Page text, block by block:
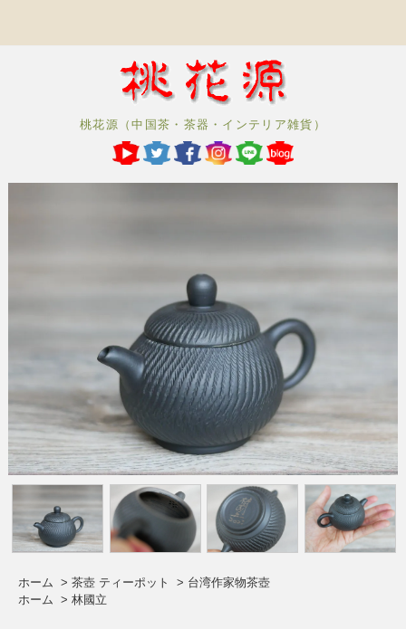
桃花源（中国茶・茶器・インテリア雑貨）
ホーム > 茶壺 ティーポット > 台湾作家物茶壺
ホーム > 林國立